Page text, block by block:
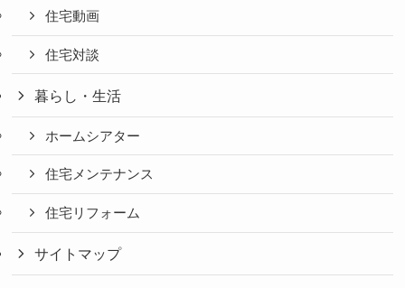
住宅動画
住宅対談
暮らし・生活
ホームシアター
住宅メンテナンス
住宅リフォーム
サイトマップ